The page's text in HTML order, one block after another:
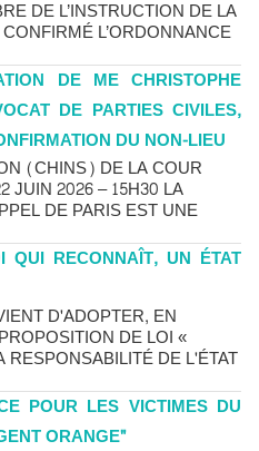
DE L’INSTRUCTION DE LA
L’ORDONNANCE
DE ME CHRISTOPHE
DE PARTIES CIVILES,
DU NON-LIEU
(CHINS) DE LA COUR
JUIN 2026 – 15H30 LA
DE PARIS EST UNE
QUI RECONNAÎT, UN ÉTAT
D'ADOPTER, EN
DE LOI «
DE L'ÉTAT
POUR LES VICTIMES DU
ORANGE"